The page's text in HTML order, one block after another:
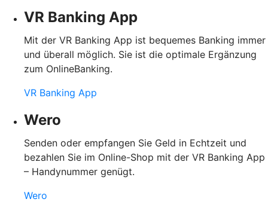
VR Banking App
Mit der VR Banking App ist bequemes Banking immer
und überall möglich. Sie ist die optimale Ergänzung
zum OnlineBanking.
VR Banking App
Wero
Senden oder empfangen Sie Geld in Echtzeit und
bezahlen Sie im Online-Shop mit der VR Banking App
– Handynummer genügt.
Wero